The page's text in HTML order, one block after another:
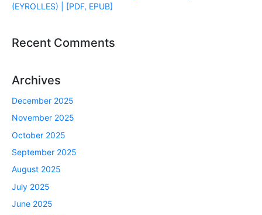
(EYROLLES) | [PDF, EPUB]
Recent Comments
Archives
December 2025
November 2025
October 2025
September 2025
August 2025
July 2025
June 2025